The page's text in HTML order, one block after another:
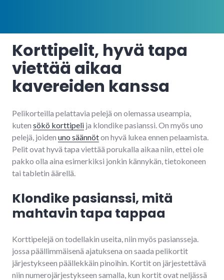
Korttipelit, hyvä tapa
viettää aikaa
kavereiden kanssa
Pelikorteilla pelattavia pelejä on olemassa useampia,
kuten sökö korttipeli ja klondike pasianssi. On myös uno
pelejä, joiden uno säännöton hyvä lukea ennen pelaamista.
Pelit ovat hyvä tapa viettää porukalla aikaa niin, ettei ole
pakko olla aina esimerkiksi jonkin kännykän, tietokoneen
tai tabletin äärellä.
Klondike pasianssi, mitä
mahtavin tapa tappaa
Korttipelejä on todellakin useita, niin myös pasiansseja.
jossa päällimmäisenä ajatuksena on saada pelikortit
järjestykseen päällekkäin pinoihin. Kortit on järjestettävä
niin numerojärjestykseen samalla, kun kortit ovat neljässä